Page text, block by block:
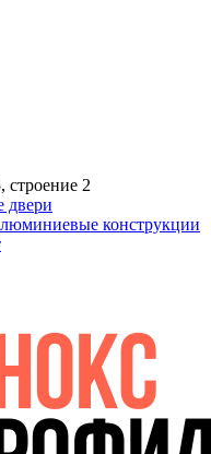
строение 2
двери
конструкции